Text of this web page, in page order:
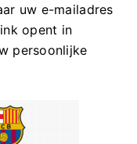
uw e-mailadres
opent in
persoonlijke